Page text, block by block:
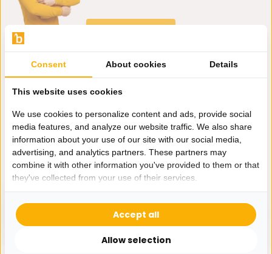
klantenservice@bazaaronline.nl
Ontvang de nieuwste aanbiedingen en promoties. We zullen
je niet spammen, beloofd.
* Lees hier de wettelijke beperkingen
Consent About cookies Details
This website uses cookies
We use cookies to personalize content and ads, provide social
media features, and analyze our website traffic. We also share
information about your use of our site with our social media,
advertising, and analytics partners. These partners may
combine it with other information you've provided to them or that
they've collected from your use of their services.
Allow selection
Accept all